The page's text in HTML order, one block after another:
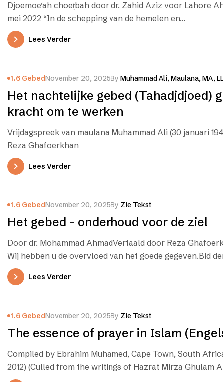
Djoemoe‘ah choeṭbah door dr. Zahid Aziz voor Lahore
mei 2022 “In de schepping van de hemelen en…
Lees Verder
1.6 GebedNovember 20, 2025By Muhammad Ali, Maulana, MA,
Het nachtelijke gebed (Tahadjdjoed)
kracht om te werken
Vrijdagspreek van maulana Muhammad Ali (30 januari
Reza Ghafoerkhan
Lees Verder
1.6 GebedNovember 20, 2025By Zie Tekst
Het gebed – onderhoud voor de ziel
Door dr. Mohammad AhmadVertaald door Reza
Wij hebben u de overvloed van het goede gegeven.Bid
Lees Verder
1.6 GebedNovember 20, 2025By Zie Tekst
The essence of prayer in Islam
Compiled by Ebrahim Muhamed, Cape Town, South
2012) (Culled from the writings of Hazrat Mirza Ghulam